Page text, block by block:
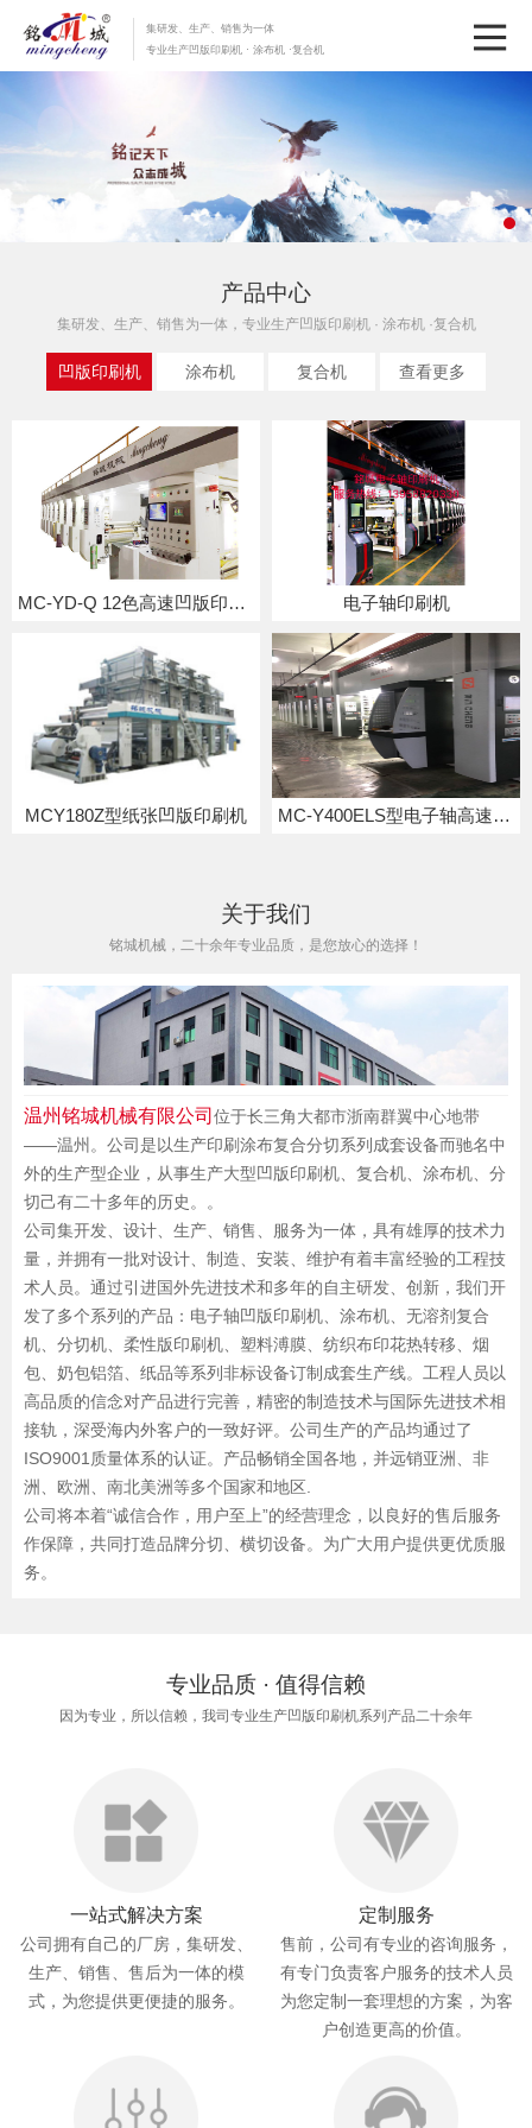
集研发、生产、销售为一体
专业生产凹版印刷机 · 涂布机 ·复合机
产品中心
集研发、生产、销售为一体，专业生产凹版印刷机 · 涂布机 ·复合机
凹版印刷机 涂布机 复合机 查看更多
MC-YD-Q 12色高速凹版印刷机 电子轴印刷机
MCY180Z型纸张凹版印刷机 MC-Y400ELS型电子轴高速凹版印刷机
关于我们
铭城机械，二十余年专业品质，是您放心的选择！
温州铭城机械有限公司 位于长三角大都市浙南群翼中心地带
——温州。公司是以生产印刷涂布复合分切系列成套设备而驰名中
外的生产型企业，从事生产大型凹版印刷机、复合机、涂布机、分
切己有二十多年的历史。。
公司集开发、设计、生产、销售、服务为一体，具有雄厚的技术力
量，并拥有一批对设计、制造、安装、维护有着丰富经验的工程技
术人员。通过引进国外先进技术和多年的自主研发、创新，我们开
发了多个系列的产品：电子轴凹版印刷机、涂布机、无溶剂复合
机、分切机、柔性版印刷机、塑料溥膜、纺织布印花热转移、烟
包、奶包铝箔、纸品等系列非标设备订制成套生产线。工程人员以
高品质的信念对产品进行完善，精密的制造技术与国际先进技术相
接轨，深受海内外客户的一致好评。公司生产的产品均通过了
ISO9001质量体系的认证。产品畅销全国各地，并远销亚洲、非
洲、欧洲、南北美洲等多个国家和地区.
公司将本着“诚信合作，用户至上”的经营理念，以良好的售后服务
作保障，共同打造品牌分切、横切设备。为广大用户提供更优质服
务。
专业品质 · 值得信赖
因为专业，所以信赖，我司专业生产凹版印刷机系列产品二十余年
一站式解决方案
公司拥有自己的厂房，集研发、
生产、销售、售后为一体的模
式，为您提供更便捷的服务。
定制服务
售前，公司有专业的咨询服务，
有专门负责客户服务的技术人员
为您定制一套理想的方案，为客
户创造更高的价值。